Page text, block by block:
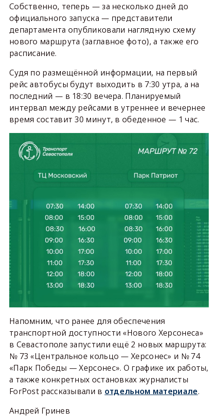
Собственно, теперь — за несколько дней до
официального запуска — представители
департамента опубликовали наглядную схему
нового маршрута (заглавное фото), а также его
расписание.
Судя по размещённой информации, на первый
рейс автобусы будут выходить в 7:30 утра, а на
последний — в 18:30 вечера. Планируемый
интервал между рейсами в утреннее и вечернее
время составит 30 минут, в обеденное — 1 час.
Напомним, что ранее для обеспечения
транспортной доступности «Нового Херсонеса»
в Севастополе запустили ещё 2 новых маршрута:
№ 73 «Центральное кольцо — Херсонес» и № 74
«Парк Победы — Херсонес». О графике их работы,
а также конкретных остановках журналисты
ForPost рассказывали в отдельном материале.
Андрей Гринев